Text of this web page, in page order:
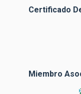
Certificado
Miembro